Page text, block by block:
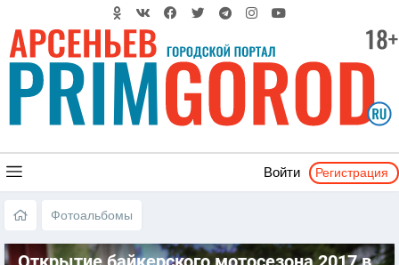
Войти Регистрация
Фотоальбомы